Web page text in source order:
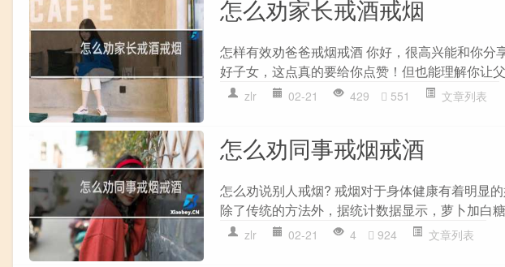
怎么劝家长戒酒戒烟
怎样有效劝爸爸戒烟戒酒 你好，很高兴能和你
好子女，这点真的要给你点赞！但也能理解你让
zlr 02-21 429 551 文章列表
怎么劝同事戒烟戒酒
怎么劝说别人戒烟? 戒烟对于身体健康有着明显
除了传统的方法外，据统计数据显示，萝卜加白
zlr 02-21 4 924 文章列表